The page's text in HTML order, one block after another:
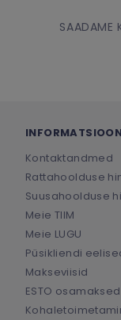
SAADAME
Kontaktandmed
Rattahoolduse
Suusahoolduse
Meie TIIM
Meie LUGU
Püsikliendi
Makseviisid
ESTO osamaksed